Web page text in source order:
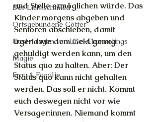
Der Lichtschmied
Ortsgebundene Götter
Gast-Fragen von Live-Channelings
Magie
Frau & Familie
und Stelle ermöglichen würde. Das
Kinder morgens abgeben und
Senioren abschieben, damit
irgendwie dem Geld genug
gehuldigt werden kann, um den
Status quo zu halten. Aber: Der
Status quo kann nicht gehalten
werden. Das soll er nicht. Kommt
euch deswegen nicht vor wie
Versager:innen. Niemand kommt